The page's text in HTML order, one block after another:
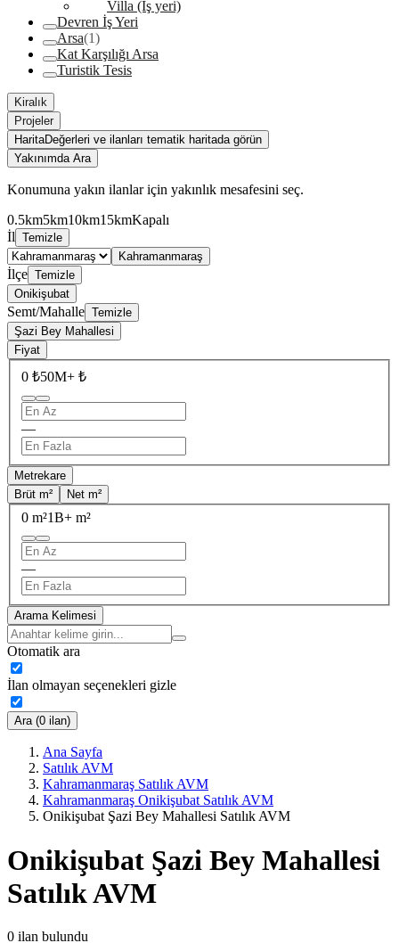
Villa (İş yeri)
Devren İş Yeri
Arsa(1)
Kat Karşılığı Arsa
Turistik Tesis
Kiralık
Projeler
HaritaDeğerleri ve ilanları tematik haritada görün
Yakınımda Ara
Konumuna yakın ilanlar için yakınlık mesafesini seç.
0.5km5km10km15kmKapalı
İl Temizle
Kahramanmaraş
İlçe Temizle
Onikişubat
Semt/Mahalle Temizle
Şazi Bey Mahallesi
Fiyat
0 ₺50M+ ₺
—
Metrekare
Brüt m²
Net m²
0 m²1B+ m²
—
Arama Kelimesi
Otomatik ara
İlan olmayan seçenekleri gizle
Ara (0 ilan)
Ana Sayfa
Satılık AVM
Kahramanmaraş Satılık AVM
Kahramanmaraş Onikişubat Satılık AVM
Onikişubat Şazi Bey Mahallesi Satılık AVM
Onikişubat Şazi Bey Mahallesi
Satılık AVM
0 ilan bulundu